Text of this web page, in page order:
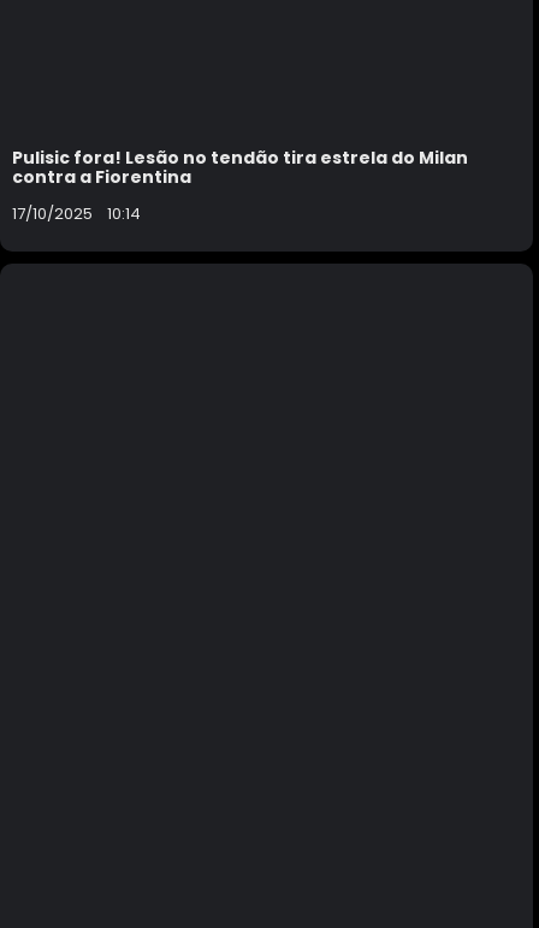
Pulisic fora! Lesão no tendão tira estrela do Milan
contra a Fiorentina
17/10/2025 10:14